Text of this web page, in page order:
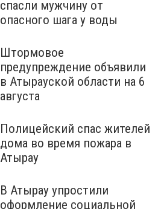
спасли мужчину от
опасного шага у воды
Штормовое
предупреждение объявили
в Атырауской области на 6
августа
Полицейский спас жителей
дома во время пожара в
Атырау
В Атырау упростили
оформление социальной